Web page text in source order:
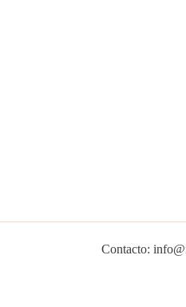
Contacto: